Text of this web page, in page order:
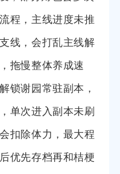
程，主线进度未推
线，会打乱主线解
拖慢整体养成速
锁谢园常驻副本，
单次进入副本未刷
扣除体力，最大程
优先存档再和桔梗